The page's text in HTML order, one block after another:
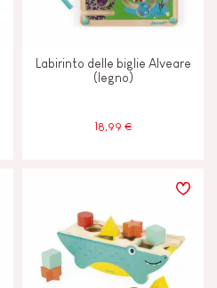
Labirinto delle biglie Alveare
(legno)
18,99 €